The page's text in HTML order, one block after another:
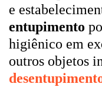
e
entupimento
higiênico em
outros objetos